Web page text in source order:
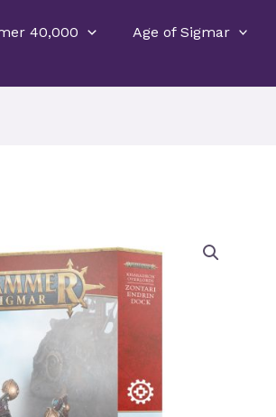
40,000 Age of Sigmar